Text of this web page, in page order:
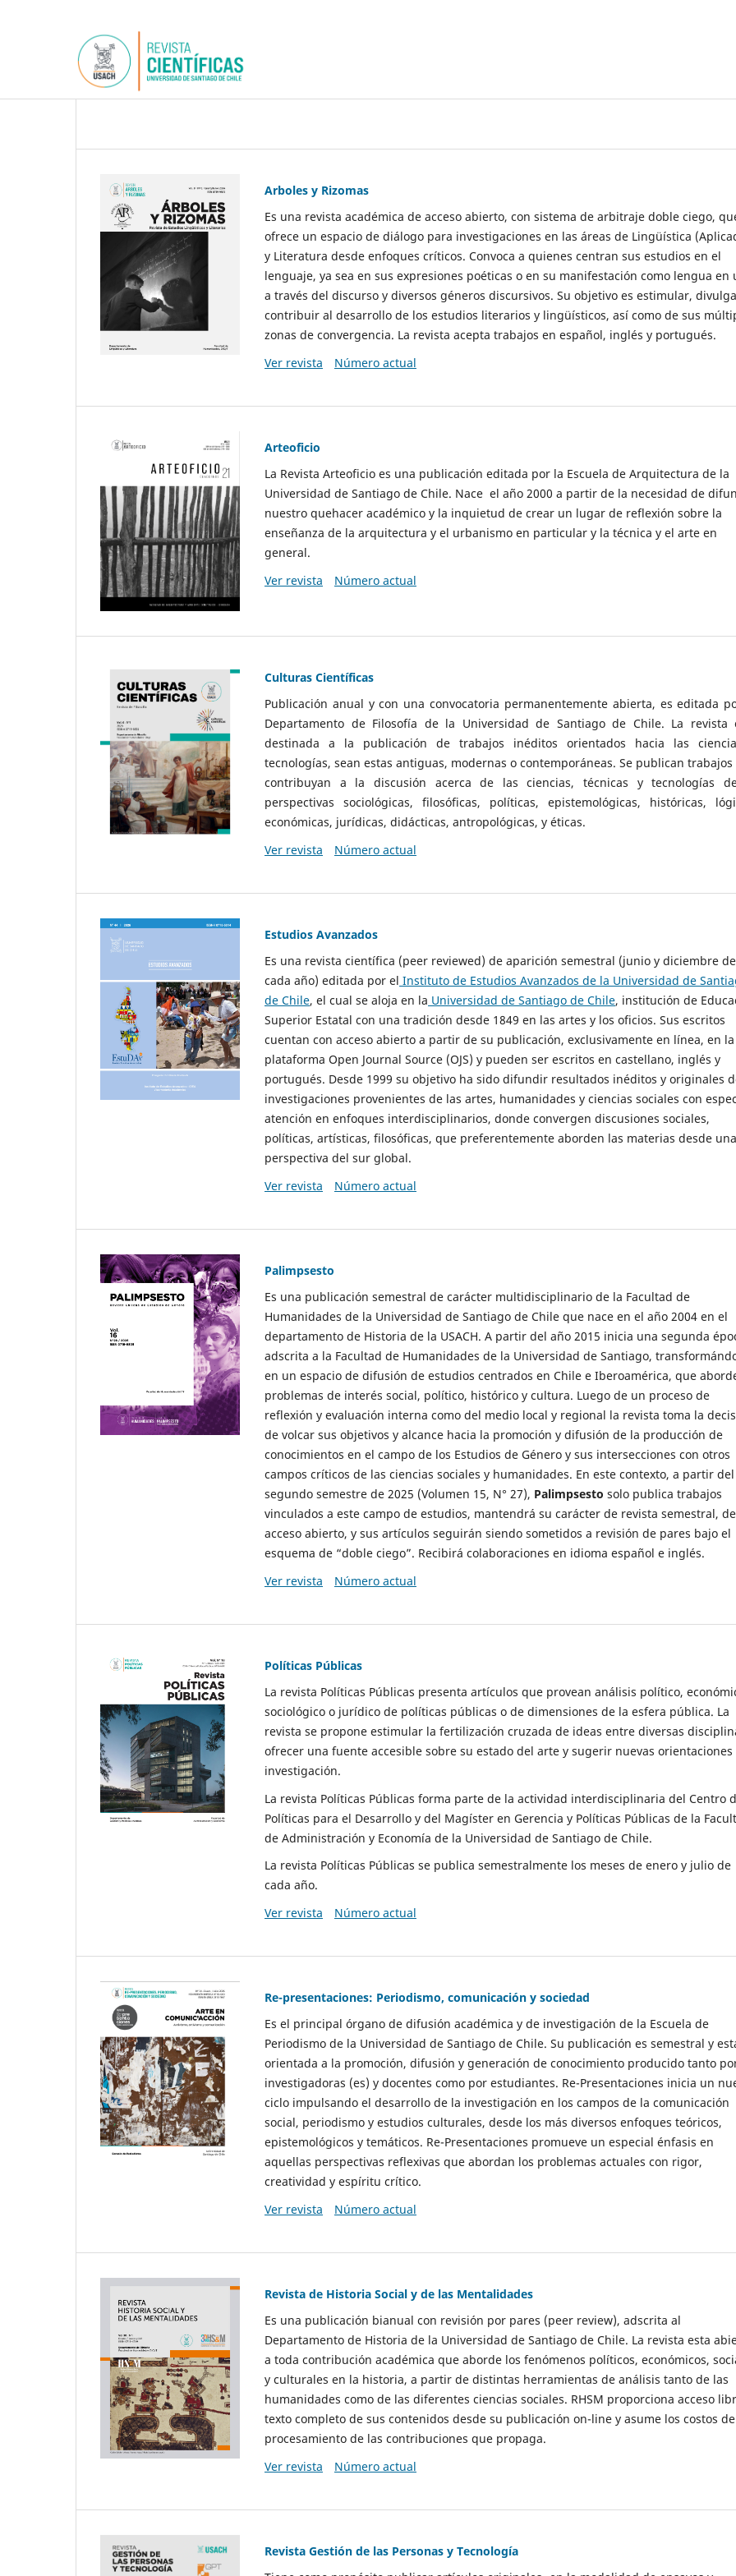
Arboles y Rizomas
Es una revista académica de acceso abierto, con sistema de arbitraje doble ciego,
ofrece un espacio de diálogo para investigaciones en las áreas de Lingüística
y Literatura desde enfoques críticos. Convoca a quienes centran sus estudios en el
lenguaje, ya sea en sus expresiones poéticas o en su manifestación como lengua en
a través del discurso y diversos géneros discursivos. Su objetivo es estimular,
contribuir al desarrollo de los estudios literarios y lingüísticos, así como de sus
zonas de convergencia. La revista acepta trabajos en español, inglés y portugués.
Ver revista
Número actual
Arteoficio
La Revista Arteoficio es una publicación editada por la Escuela de Arquitectura de la
Universidad de Santiago de Chile. Nace el año 2000 a partir de la necesidad de
nuestro quehacer académico y la inquietud de crear un lugar de reflexión sobre la
enseñanza de la arquitectura y el urbanismo en particular y la técnica y el arte en
general.
Ver revista
Número actual
Culturas Científicas
Publicación anual y con una convocatoria permanentemente abierta, es editada
Departamento de Filosofía de la Universidad de Santiago de Chile. La revista
destinada a la publicación de trabajos inéditos orientados hacia las
tecnologías, sean estas antiguas, modernas o contemporáneas. Se publican
contribuyan a la discusión acerca de las ciencias, técnicas y tecnologías
perspectivas sociológicas, filosóficas, políticas, epistemológicas, históricas,
económicas, jurídicas, didácticas, antropológicas, y éticas.
Ver revista
Número actual
Estudios Avanzados
Es una revista científica (peer reviewed) de aparición semestral (junio y diciembre de
cada año) editada por el Instituto de Estudios Avanzados de la Universidad de
de Chile, el cual se aloja en la Universidad de Santiago de Chile, institución de
Superior Estatal con una tradición desde 1849 en las artes y los oficios. Sus escritos
cuentan con acceso abierto a partir de su publicación, exclusivamente en línea, en la
plataforma Open Journal Source (OJS) y pueden ser escritos en castellano, inglés y
portugués. Desde 1999 su objetivo ha sido difundir resultados inéditos y originales
investigaciones provenientes de las artes, humanidades y ciencias sociales con
atención en enfoques interdisciplinarios, donde convergen discusiones sociales,
políticas, artísticas, filosóficas, que preferentemente aborden las materias desde una
perspectiva del sur global.
Ver revista
Número actual
Palimpsesto
Es una publicación semestral de carácter multidisciplinario de la Facultad de
Humanidades de la Universidad de Santiago de Chile que nace en el año 2004 en el
departamento de Historia de la USACH. A partir del año 2015 inicia una segunda
adscrita a la Facultad de Humanidades de la Universidad de Santiago,
en un espacio de difusión de estudios centrados en Chile e Iberoamérica, que
problemas de interés social, político, histórico y cultura. Luego de un proceso de
reflexión y evaluación interna como del medio local y regional la revista toma la
de volcar sus objetivos y alcance hacia la promoción y difusión de la producción de
conocimientos en el campo de los Estudios de Género y sus intersecciones con otros
campos críticos de las ciencias sociales y humanidades. En este contexto, a partir del
segundo semestre de 2025 (Volumen 15, N° 27), Palimpsesto solo publica trabajos
vinculados a este campo de estudios, mantendrá su carácter de revista semestral, de
acceso abierto, y sus artículos seguirán siendo sometidos a revisión de pares bajo el
esquema de “doble ciego”. Recibirá colaboraciones en idioma español e inglés.
Ver revista
Número actual
Políticas Públicas
La revista Políticas Públicas presenta artículos que provean análisis político,
sociológico o jurídico de políticas públicas o de dimensiones de la esfera pública. La
revista se propone estimular la fertilización cruzada de ideas entre diversas
ofrecer una fuente accesible sobre su estado del arte y sugerir nuevas orientaciones
investigación.
La revista Políticas Públicas forma parte de la actividad interdisciplinaria del Centro
Políticas para el Desarrollo y del Magíster en Gerencia y Políticas Públicas de la
de Administración y Economía de la Universidad de Santiago de Chile.
La revista Políticas Públicas se publica semestralmente los meses de enero y julio de
cada año.
Ver revista
Número actual
Re-presentaciones: Periodismo, comunicación y sociedad
Es el principal órgano de difusión académica y de investigación de la Escuela de
Periodismo de la Universidad de Santiago de Chile. Su publicación es semestral y
orientada a la promoción, difusión y generación de conocimiento producido tanto
investigadoras (es) y docentes como por estudiantes. Re-Presentaciones inicia un
ciclo impulsando el desarrollo de la investigación en los campos de la comunicación
social, periodismo y estudios culturales, desde los más diversos enfoques teóricos,
epistemológicos y temáticos. Re-Presentaciones promueve un especial énfasis en
aquellas perspectivas reflexivas que abordan los problemas actuales con rigor,
creatividad y espíritu crítico.
Ver revista
Número actual
Revista de Historia Social y de las Mentalidades
Es una publicación bianual con revisión por pares (peer review), adscrita al
Departamento de Historia de la Universidad de Santiago de Chile. La revista esta
a toda contribución académica que aborde los fenómenos políticos, económicos,
y culturales en la historia, a partir de distintas herramientas de análisis tanto de las
humanidades como de las diferentes ciencias sociales. RHSM proporciona acceso
texto completo de sus contenidos desde su publicación on-line y asume los costos de
procesamiento de las contribuciones que propaga.
Ver revista
Número actual
Revista Gestión de las Personas y Tecnología